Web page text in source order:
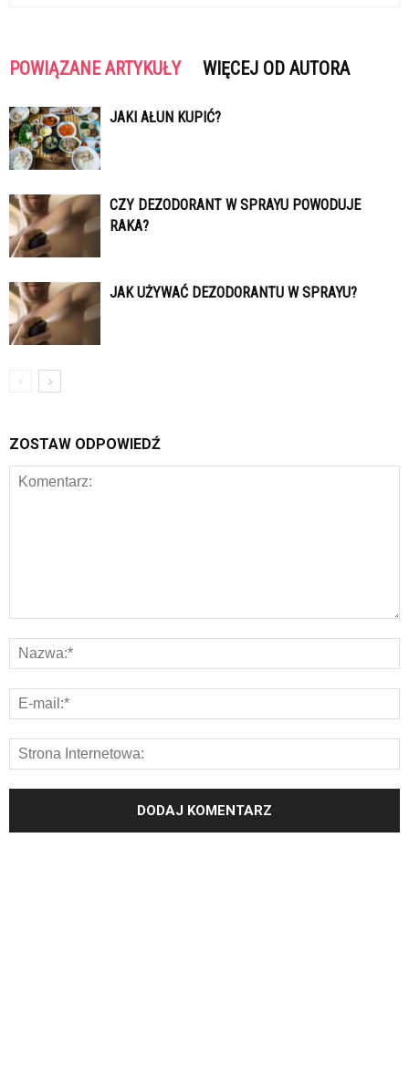
POWIĄZANE ARTYKUŁY WIĘCEJ OD AUTORA
JAKI AŁUN KUPIĆ?
CZY DEZODORANT W SPRAYU POWODUJE
RAKA?
JAK UŻYWAĆ DEZODORANTU W SPRAYU?
ZOSTAW ODPOWIEDŹ